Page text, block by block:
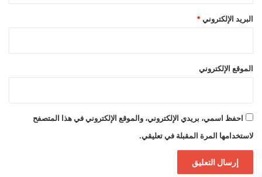
البريد الإلكتروني *
الموقع الإلكتروني
احفظ اسمي، بريدي الإلكتروني، والموقع الإلكتروني في هذا المتصفح
لاستخدامها المرة المقبلة في تعليقي.